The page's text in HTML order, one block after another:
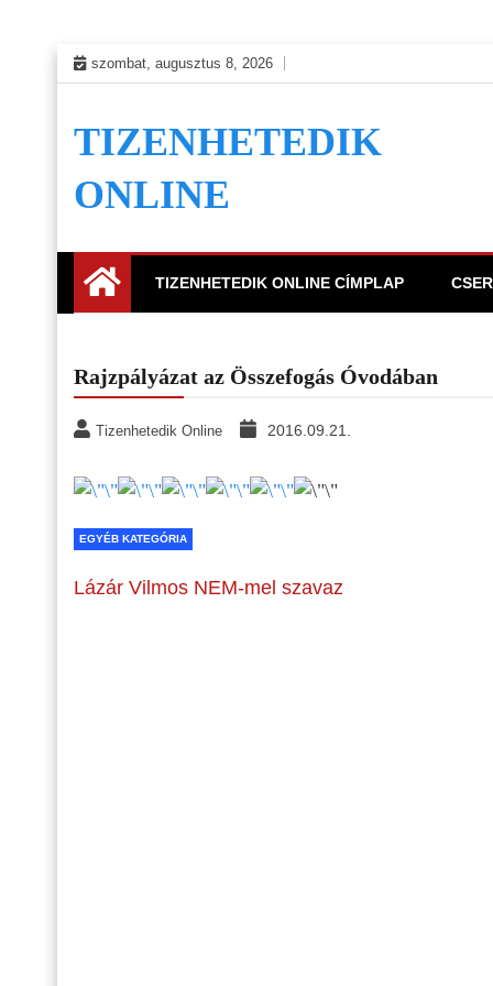
Skip
to
szombat, augusztus 8, 2026
TIZENHETEDIK
ONLINE
TIZENHETEDIK ONLINE CÍMPLAP
Rajzpályázat az Összefogás Óvodában
Tizenhetedik Online 2016.09.21.
EGYÉB KATEGÓRIA
Lázár Vilmos NEM-mel szavaz